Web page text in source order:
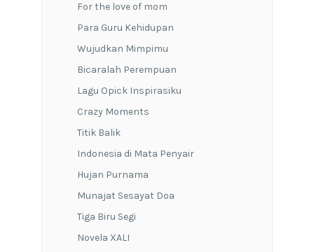
For the love of mom
Para Guru Kehidupan
Wujudkan Mimpimu
Bicaralah Perempuan
Lagu Opick Inspirasiku
Crazy Moments
Titik Balik
Indonesia di Mata Penyair
Hujan Purnama
Munajat Sesayat Doa
Tiga Biru Segi
Novela XALI